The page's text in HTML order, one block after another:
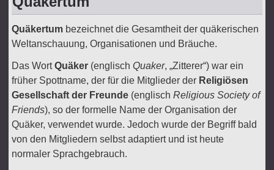
Quäkertum bezeichnet die Gesamtheit der quäkerischen
Weltanschauung, Organisationen und Bräuche.
Das WortQuäker (englischQuaker, „Zitterer“) war ein
früher Spottname, der für die Mitglieder der Religiösen
Gesellschaft der Freunde (englischReligious Society of
Friends), so der formelle Name der Organisation der
Quäker, verwendet wurde. Jedoch wurde der Begriff bald
von den Mitgliedern selbst adaptiert und ist heute
normaler Sprachgebrauch.